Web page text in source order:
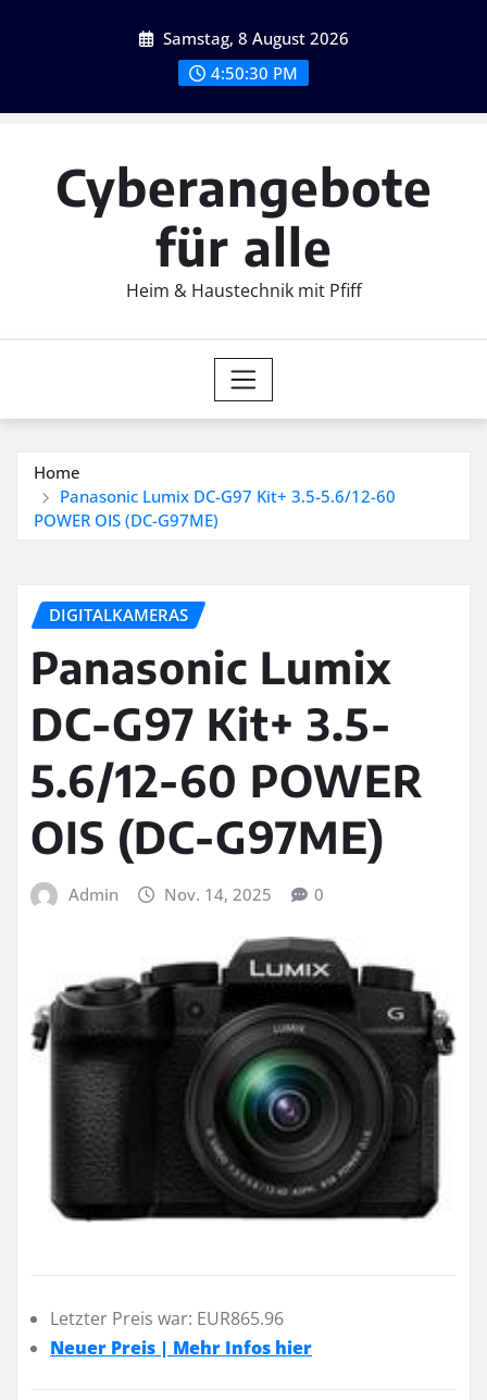
Samstag, 8 August 2026
4:50:32 PM
Cyberangebote
für alle
Heim & Haustechnik mit Pfiff
Home
Panasonic Lumix DC-G97 Kit+ 3.5-5.6/12-60
POWER OIS (DC-G97ME)
DIGITALKAMERAS
Panasonic Lumix
DC-G97 Kit+ 3.5-
5.6/12-60 POWER
OIS (DC-G97ME)
Admin Nov. 14, 2025 0
Letzter Preis war: EUR865.96
Neuer Preis | Mehr Infos hier